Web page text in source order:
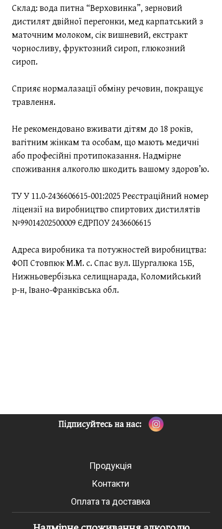
Склад: вода питна “Верховинка”, зерновий
дистилят двійної перегонки, мед карпатський з
маточним молоком, сік вишневий, екстракт
чорносливу, фруктозний сироп, глюкозний
сироп.
Сприяє нормалазації обміну речовин, покращує
травлення.
Не рекомендовано вживати дітям до 18 років,
вагітним жінкам та особам, що мають медичні
або професійні протипоказання. Надмірне
споживання алкоголю шкодить вашому здоров’ю.
ТУ У 11.0-2436606615-001:2025 Реєстраційний номер
ліцензії на виробництво спиртових дистилятів
№99014202500009 ЄДРПОУ 2436606615
Адреса виробника та потужностей виробництва:
ФОП Стовпюк М.М. с. Спас вул. Шургалюка 15Б,
Нижньовербізька селищнарада, Коломийський
р-н, Івано-Франківська обл.
Підписуйтесь на нас:
Продукція
Контакти
Оплата та доставка